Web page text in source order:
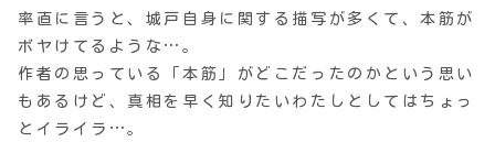
率直に言うと、城戸自身に関する描写が多くて、本筋が
ボヤけてるような…。
作者の思っている「本筋」がどこだったのかという思い
もあるけど、真相を早く知りたいわたしとしてはちょっ
とイライラ…。